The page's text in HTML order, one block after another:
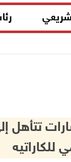
للكاراتيه